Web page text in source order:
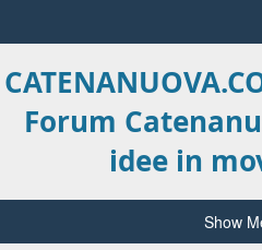
Forum
idee in
Show